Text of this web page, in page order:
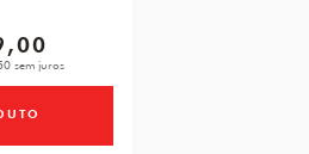
sem juros